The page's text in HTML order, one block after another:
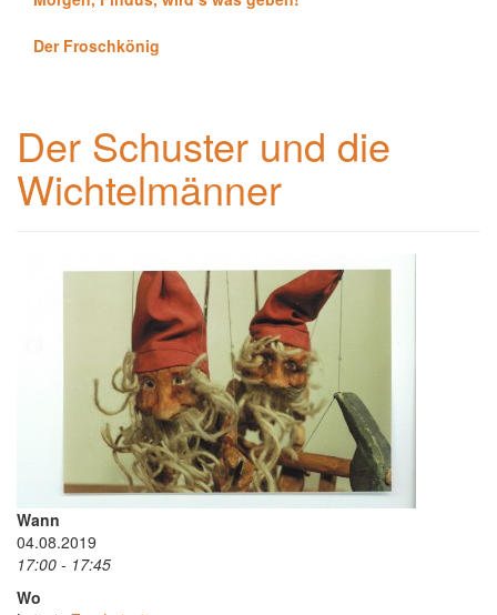
Der Froschkönig
Der Schuster und die
Wichtelmänner
Wann
04.08.2019
17:00 - 17:45
Wo